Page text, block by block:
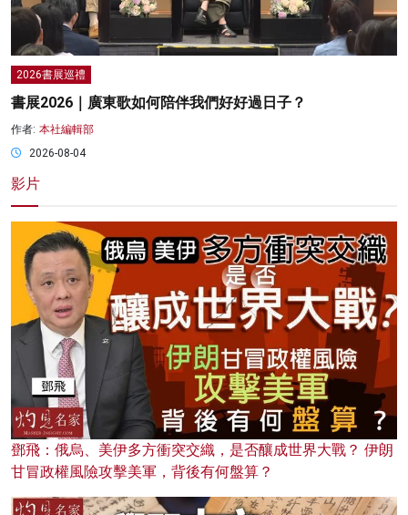
2026書展巡禮
書展2026｜廣東歌如何陪伴我們好好過日子？
作者: 本社編輯部
2026-08-04
影片
鄧飛：俄烏、美伊多方衝突交織，是否釀成世界大戰？ 伊朗
甘冒政權風險攻擊美軍，背後有何盤算？